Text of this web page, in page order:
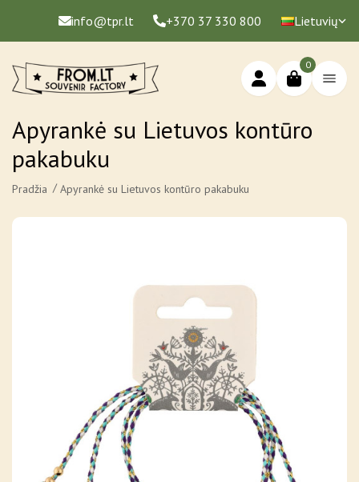
info@tpr.lt +370 37 330 800 Lietuvių
0
Apyrankė su Lietuvos kontūro
pakabuku
Pradžia Apyrankė su Lietuvos kontūro pakabuku